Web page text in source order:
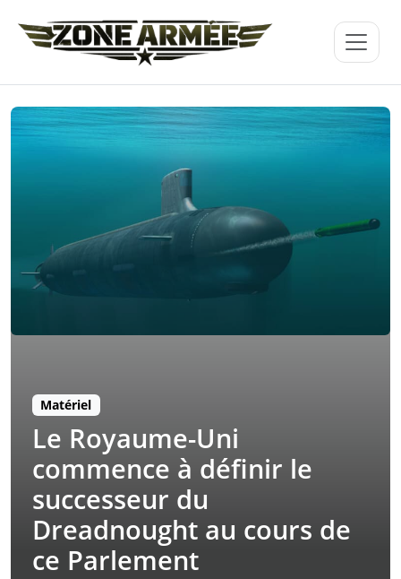
Matériel
Le Royaume-Uni
commence à définir le
successeur du
Dreadnought au cours de
ce Parlement